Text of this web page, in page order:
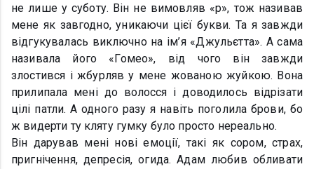
не лише у суботу. Він не вимовляв «р», тож називав
мене як завгодно, уникаючи цієї букви. Та я завжди
відгукувалась виключно на ім’я «Джульєтта». А сама
називала його «Гомео», від чого він завжди
злостився і жбурляв у мене жованою жуйкою. Вона
прилипала мені до волосся і доводилось відрізати
цілі патли. А одного разу я навіть поголила брови, бо
ж видерти ту кляту гумку було просто нереально.
Він дарував мені нові емоції, такі як сором, страх,
пригнічення, депресія, огида. Адам любив обливати